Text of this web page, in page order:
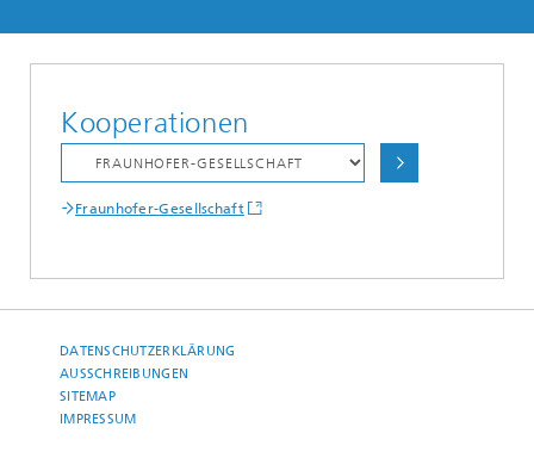
Kooperationen
Fraunhofer-Gesellschaft
DATENSCHUTZERKLÄRUNG
AUSSCHREIBUNGEN
SITEMAP
IMPRESSUM